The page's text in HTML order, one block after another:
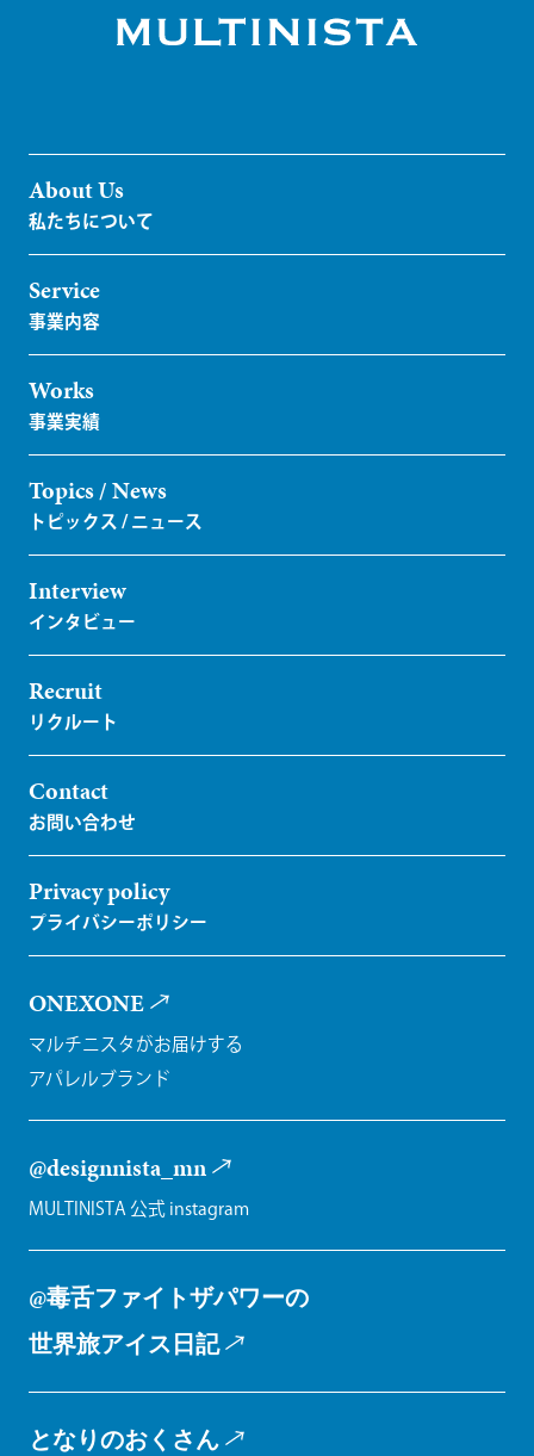
About Us
Service
Works
Topics / News
Interview
Recruit
Contact
Privacy policy
ONEXONE
マルチニスタがお届けする
アパレルブランド
@designnista_mn
MULTINISTA 公式 instagram
@毒舌ファイトザパワーの
世界旅アイス日記
となりのおくさん